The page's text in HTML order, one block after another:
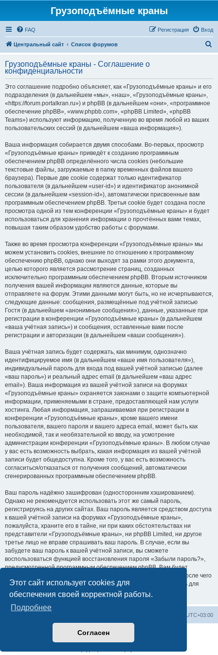
Этот сайт использует cookies для
обеспечения своей корректной работы.
Подробнее
Согласен
Грузоподъёмные краны
FAQ Вход
Регистрация
Центральный сайт Список форумов
с
Грузоподъёмные краны - Соглашение о
конфиденциальности
Это соглашение подробно объясняет, как «Грузоподъёмные краны» и его
подразделения (в дальнейшем «мы», «наш», «Грузоподъёмные краны»,
«https://forum.portalkran.ru») и phpBB (в дальнейшем «они», «программное
обеспечение phpBB», «www.phpbb.com», «phpBB Limited», «phpBB
Teams») используют информацию, полученную во время любой из ваших
пользовательских сессий (в дальнейшем «ваша информация»).
Ваша информация собирается двумя способами. Во-первых, просмотр
«Грузоподъёмные краны» приведёт к созданию программным
обеспечением phpBB определённого числа cookies (небольшие
текстовые файлы, загружаемые в папку временных файлов вашего
браузера). Первые две cookie содержат только идентификатор
пользователя (в дальнейшем «user-id») и идентификатор анонимной
сессии (в дальнейшем «session-id»), автоматически присвоенные вам
программным обеспечением phpBB. Третья cookie будет создана после
просмотра одной из тем конференции «Грузоподъёмные краны» и будет
использоваться для хранения информации о прочтённых вами темах,
повышая таким образом удобство работы с форумами.
Также во время просмотра конференции «Грузоподъёмные краны» мы
можем установить cookies, внешние по отношению к программному
обеспечению phpBB, однако они выходят за рамки этого документа,
целью которого является рассмотрение страниц, созданных
исключительно программным обеспечением phpBB. Вторым источником
получения вашей информации являются данные, которые вы
отправляете на форум. Этими данными могут быть, но не исчерпываются,
следующие данные: сообщения, размещённые под учётной записью
Гостя (в дальнейшем «анонимные сообщения»), данные, указанные при
регистрации в конференции «Грузоподъёмные краны» (в дальнейшем
«ваша учётная запись») и сообщения, оставленные вами после
регистрации и авторизации (в дальнейшем «ваши сообщения»).
Ваша учётная запись будет содержать, как минимум, однозначно
идентифицируемое имя (в дальнейшем «ваше имя пользователя»),
индивидуальный пароль для входа под вашей учётной записью (далее
«ваш пароль») и реальный адрес email (в дальнейшем «ваш адрес
email»). Ваша информация из вашей учётной записи на форумах
«Грузоподъёмные краны» охраняется законами о защите компьютерной
информации, применяемыми в стране, предоставляющей нам услуги
хостинга. Любая информация, запрашиваемая при регистрации в
конференции «Грузоподъёмные краны», кроме вашего имени
пользователя, вашего пароля и вашего адреса email, может быть как
необходимой, так и необязательной ко вводу, на усмотрение
администрации конференции «Грузоподъёмные краны». В любом случае
у вас есть возможность выбрать, какая информация из вашей учётной
записи будет общедоступна. Кроме того, у вас есть возможность
согласиться/отказаться от получения сообщений, автоматически
сгенерированных программным обеспечением phpBB.
Ваш пароль надёжно зашифрован (односторонним хэшированием).
Однако не рекомендуется использовать этот же самый пароль,
регистрируясь на других сайтах. Ваш пароль является средством доступа
к вашей учётной записи на форумах «Грузоподъёмные краны»,
пожалуйста, храните его в тайне, ни при каких обстоятельствах ни
представители «Грузоподъёмные краны», ни phpBB Limited, ни другое
третье лицо не вправе спрашивать ваш пароль. В случае, если вы
забудете ваш пароль к вашей учётной записи, вы сможете
воспользоваться функцией восстановления пароля «Забыли пароль?»,
предусмотренной программным обеспечением phpBB. Вам будет
необходимо ввести ваше имя пользователя и ваш адрес email, после чего
программное обеспечение phpBB сгенерирует вам новый пароль для
вашей учётной записи.
UTC+03:00
Создано на основеphpBB® Forum Software © phpBB Limited
Русская поддержка phpBB